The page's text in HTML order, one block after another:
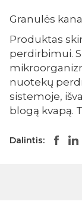
Granulės
Produktas
perdirbimui.
nuotekų
sistemoje,
blogą kvapą.
Dalintis: